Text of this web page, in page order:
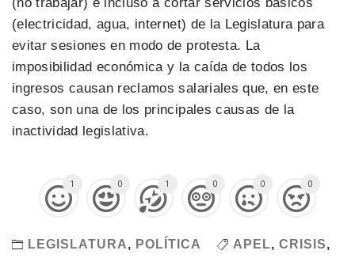
(electricidad, agua, internet) de la Legislatura para
evitar sesiones en modo de protesta. La
imposibilidad económica y la caída de todos los
ingresos causan reclamos salariales que, en este
caso, son una de los principales causas de la
inactividad legislativa.
1 0 1 0 0 0
LEGISLATURA, POLÍTICA APEL, CRISIS,